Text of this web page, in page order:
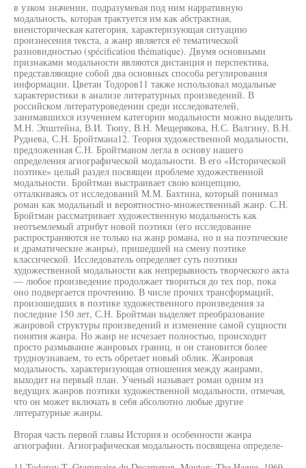
в узком значении, подразумевая под ним нарративную
модальность, которая трактуется им как абстрактная,
внеисторическая категория, характеризующая ситуацию
произнесения текста, а жанр является её тематической
разновидностью (spécification thématique). Двумя основными
признаками модальности являются дистанция и перспектива,
представляющие собой два основных способа регулирования
информации. Цветан Тодоров11 также использовал модальные
характеристики в анализе литературных произведений. В
российском литературоведении среди исследователей,
занимавшихся изучением категории модальности можно выделить
М.Н. Эпштейна, В.И. Тюпу, В.Н. Мещерякова, Н.С. Валгину, В.Н.
Руднева, С.Н. Бройтмана12. Теория художественной модальности,
предложенная С.Н. Бройтманом легла в основу нашего
определения агиографической модальности. В его «Исторической
поэтике» целый раздел посвящен проблеме художественной
модальности. Бройтман выстраивает свою концепцию,
отталкиваясь от исследований М.М. Бахтина, который понимал
роман как модальный и вероятностно-множественный жанр. С.Н.
Бройтман рассматривает художественную модальность как
неотъемлемый атрибут новой поэтики (его исследование
распространяются не только на жанр романа, но и на поэтические
и драматические жанры), пришедшей на смену поэтике
классической. Исследователь определяет суть поэтики
художественной модальности как непрерывность творческого акта
— любое произведение продолжает твориться до тех пор, пока
оно подвергается прочтению. В числе прочих трансформаций,
произошедших в поэтике художественного произведения за
последние 150 лет, С.Н. Бройтман выделяет преобразование
жанровой структуры произведений и изменение самой сущности
понятия жанра. Но жанр не исчезает полностью, происходит
просто размывание жанровых границ, и он становится более
трудноузнаваем, то есть обретает новый облик. Жанровая
модальность, характеризующая отношения между жанрами,
выходит на первый план. Ученый называет роман одним из
ведущих жанров поэтики художественной модальности, отмечая,
что он может включать в себя абсолютно любые другие
литературные жанры.
Вторая часть первой главы История и особенности жанра
агиографии. Агиографическая модальность посвящена определе-